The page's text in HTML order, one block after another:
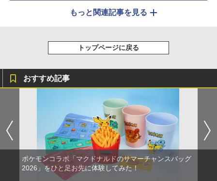
もっと関連記事を見る
トップページに戻る
おすすめ記事
ポケモンコラボ「マクドナルドのサマーチャンスバッグ
2026」をひと足お先に体験してみた！